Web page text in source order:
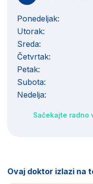
Ponedeljak:
Utorak:
Sreda:
Četvrtak:
Petak:
Subota:
Nedelja:
Sačekajte radno
Ovaj doktor izlazi na